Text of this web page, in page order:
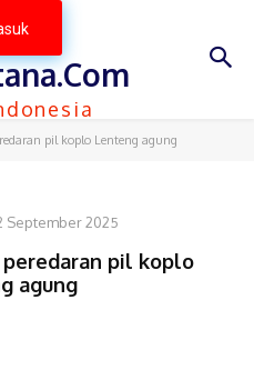
pil koplo Lenteng agung
September 2025
pil koplo
agung